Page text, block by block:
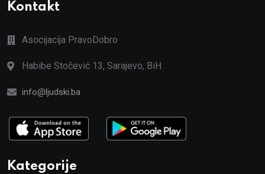
Kontakt
Asocijacija PravoDobro
Habibe Stočević 13, Sarajevo, BiH
info@ljudski.ba
Kategorije